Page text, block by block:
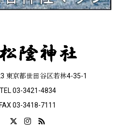
東京都世田谷区若林4-35-1
TEL 03-3421-4834
FAX 03-3418-7111